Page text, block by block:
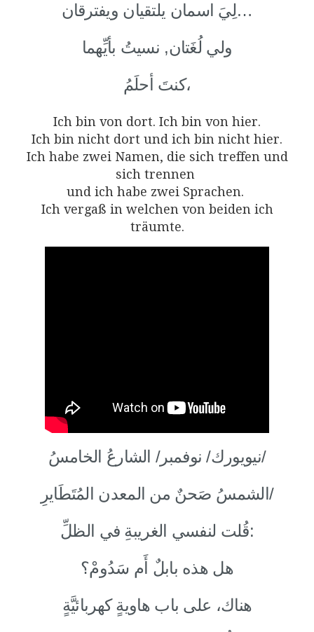
لِيَ اسمان يلتقيان ويفترقان…
ولي لُغَتان, نسيتُ بأيِّهما
كنتَ أحلَمُ،
Ich bin von dort. Ich bin von hier.
Ich bin nicht dort und ich bin nicht hier.
Ich habe zwei Namen, die sich treffen und
sich trennen
und ich habe zwei Sprachen.
Ich vergaß in welchen von beiden ich
träumte.
نيويورك/ نوفمبر/ الشارعُ الخامسُ/
الشمسُ صَحنٌ من المعدن المُتَطَايرِ/
قُلت لنفسي الغريبةِ في الظلِّ:
هل هذه بابلٌ أَم سَدُومْ؟
هناك، على باب هاويةٍ كهربائيَّةٍ